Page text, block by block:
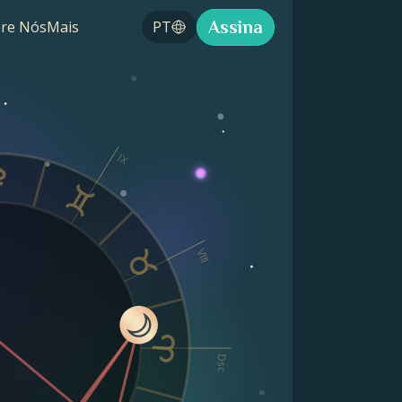
NósMais PT Assina
Dsc
VIII
IX